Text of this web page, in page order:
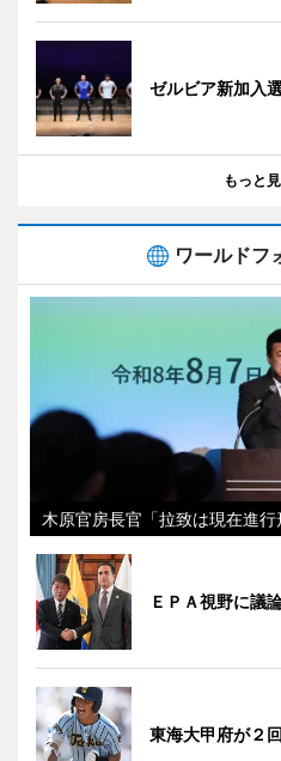
ゼルビア新加入
もっと
ワールドフ
木原官房長官「拉致は現在進行
ＥＰＡ視野に議
東海大甲府が２